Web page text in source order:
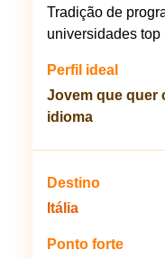
Tradição de
universidades top
Jovem que quer
idioma
Itália